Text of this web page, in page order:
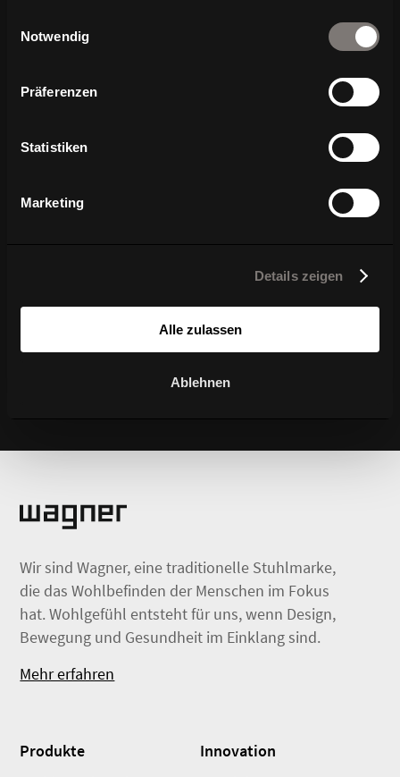
Notwendig
Präferenzen
Statistiken
Marketing
Details zeigen
Alle zulassen
Ablehnen
Weitere Einwilligung notwendig:preferences,
Einwilligung ändern
Wir sind Wagner, eine traditionelle Stuhlmarke,
die das Wohlbefinden der Menschen im Fokus
hat. Wohlgefühl entsteht für uns, wenn Design,
Bewegung und Gesundheit im Einklang sind.
Mehr erfahren
Produkte
Innovation